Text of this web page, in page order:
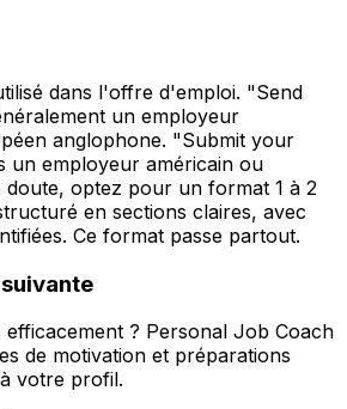
dans l'offre d'emploi. "Send
un employeur
anglophone. "Submit your
un employeur américain ou
doute, optez pour un format 1 à 2
en sections claires, avec
Ce format passe partout.
? Personal Job Coach
de motivation et préparations
votre profil.